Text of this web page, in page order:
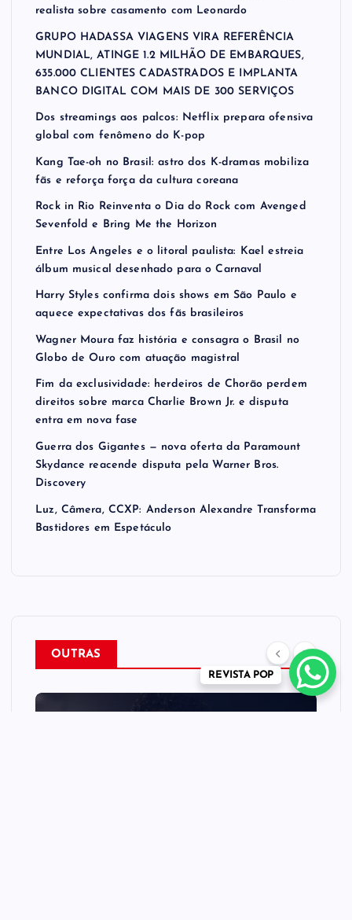
realista sobre casamento com Leonardo
GRUPO HADASSA VIAGENS VIRA REFERÊNCIA
MUNDIAL, ATINGE 1.2 MILHÃO DE EMBARQUES,
635.000 CLIENTES CADASTRADOS E IMPLANTA
BANCO DIGITAL COM MAIS DE 300 SERVIÇOS
Dos streamings aos palcos: Netflix prepara ofensiva
global com fenômeno do K-pop
Kang Tae-oh no Brasil: astro dos K-dramas mobiliza
fãs e reforça força da cultura coreana
Rock in Rio Reinventa o Dia do Rock com Avenged
Sevenfold e Bring Me the Horizon
Entre Los Angeles e o litoral paulista: Kael estreia
álbum musical desenhado para o Carnaval
Harry Styles confirma dois shows em São Paulo e
aquece expectativas dos fãs brasileiros
Wagner Moura faz história e consagra o Brasil no
Globo de Ouro com atuação magistral
Fim da exclusividade: herdeiros de Chorão perdem
direitos sobre marca Charlie Brown Jr. e disputa
entra em nova fase
Guerra dos Gigantes — nova oferta da Paramount
Skydance reacende disputa pela Warner Bros.
Discovery
Luz, Câmera, CCXP: Anderson Alexandre Transforma
Bastidores em Espetáculo
OUTRAS
REVISTA POP